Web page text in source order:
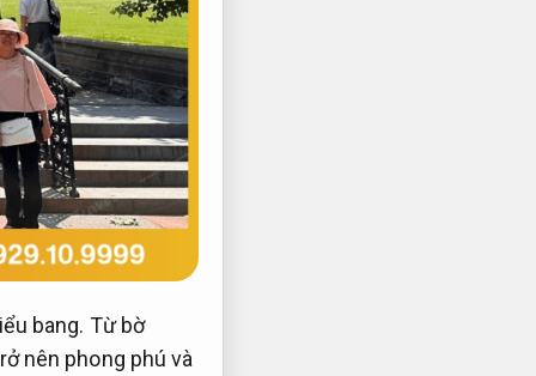
bang. Từ bờ
nên phong phú và